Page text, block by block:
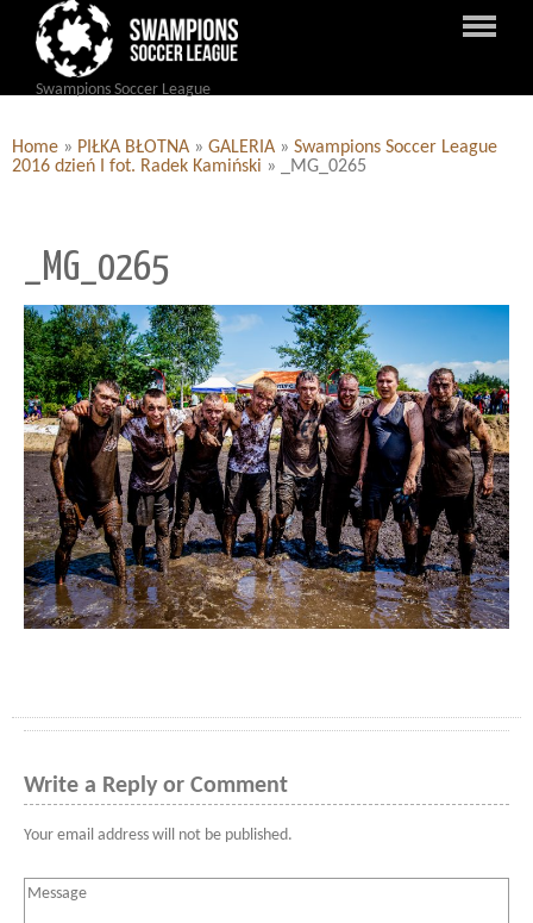
Swampions Soccer League
Home » PIŁKA BŁOTNA » GALERIA » Swampions Soccer League
2016 dzień I fot. Radek Kamiński » _MG_0265
_MG_0265
Write a Reply or Comment
Your email address will not be published.